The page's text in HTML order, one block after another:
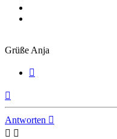
Grüße Anja
Antworten